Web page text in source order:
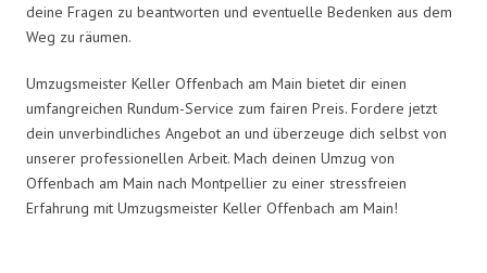
deine Fragen zu beantworten und eventuelle Bedenken aus dem
Weg zu räumen.
Umzugsmeister Keller Offenbach am Main bietet dir einen
umfangreichen Rundum-Service zum fairen Preis. Fordere jetzt
dein unverbindliches Angebot an und überzeuge dich selbst von
unserer professionellen Arbeit. Mach deinen Umzug von
Offenbach am Main nach Montpellier zu einer stressfreien
Erfahrung mit Umzugsmeister Keller Offenbach am Main!